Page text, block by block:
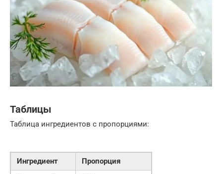
Таблицы
Таблица ингредиентов с пропорциями:
Ингредиент
Пропорция